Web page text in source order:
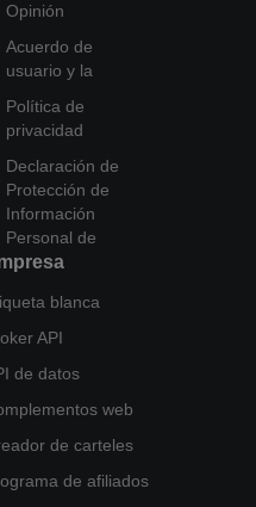
Opinión
Acuerdo de
usuario y la
Política de
privacidad
Declaración de
Protección de
Información
Personal de
blanca
API
de datos
web
de carteles
de afiliados